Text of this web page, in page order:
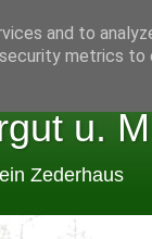
u.
Zederhaus
and to
metrics